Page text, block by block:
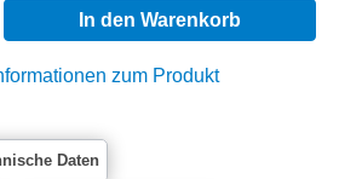
Gib den gewünschten
In den Warenkorb
zum Produkt
Daten